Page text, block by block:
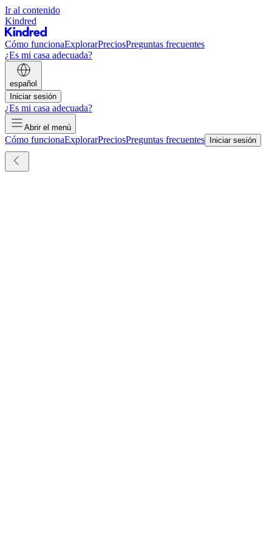
Ir al contenido
Kindred
Cómo funcionaExplorarPreciosPreguntas frecuentes
¿Es mi casa adecuada?
español
Iniciar sesión
¿Es mi casa adecuada?
Abrir el menú
Cómo funcionaExplorarPreciosPreguntas frecuentes Iniciar sesión